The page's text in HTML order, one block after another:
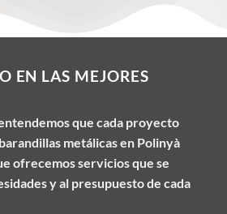
EN LAS MEJORES
que cada proyecto
metálicas en Polinyà
ofrecemos servicios que se
y al presupuesto de cada